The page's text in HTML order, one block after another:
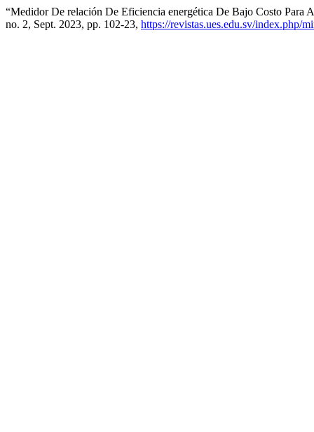
“Medidor De relación De Eficiencia energética De Bajo Costo Para
no. 2, Sept. 2023, pp. 102-23, https://revistas.ues.edu.sv/index.php/